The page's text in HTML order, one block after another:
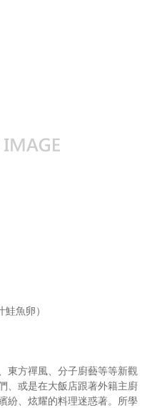
魚卵）
東方禪風、分子廚藝等等新觀
、或是在大飯店跟著外籍主廚
紛、炫耀的料理迷惑著。所學